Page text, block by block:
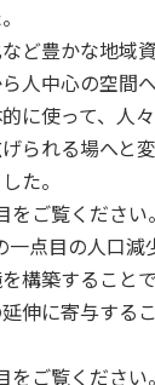
ど豊かな地域
人中心の空間
に使って、人
られる場へと
た。
ご覧ください。
点目の人口減
構築すること
伸に寄与する
ご覧ください。